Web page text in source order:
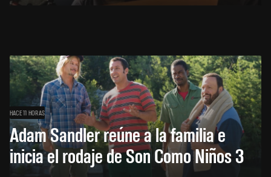
HACE 11 HORAS
Adam Sandler reúne a la familia e
inicia el rodaje de Son Como Niños 3